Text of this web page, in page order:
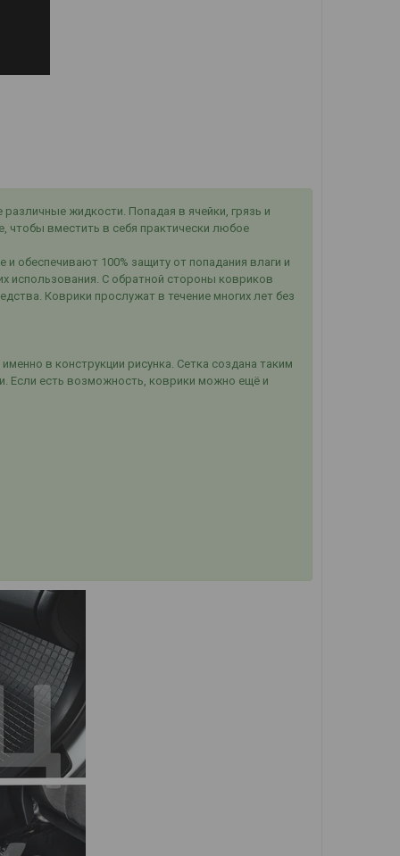
жидкости. Попадая в ячейки, грязь и
чтобы вместить в себя практически любое
обеспечивают 100% защиту от попадания влаги и
использования. С обратной стороны ковриков
Коврики прослужат в течение многих лет без
в конструкции рисунка. Сетка создана таким
Если есть возможность, коврики можно ещё и